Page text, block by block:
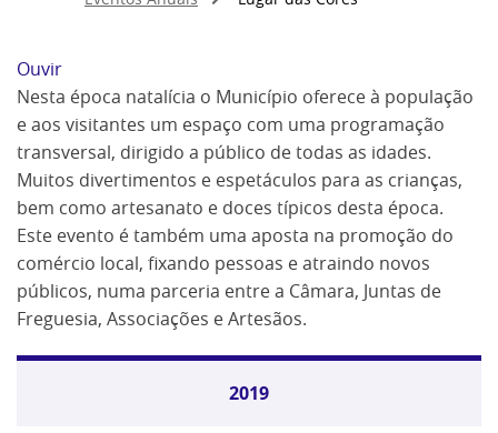
Ouvir
Nesta época natalícia o Município oferece à população
e aos visitantes um espaço com uma programação
transversal, dirigido a público de todas as idades.
Muitos divertimentos e espetáculos para as crianças,
bem como artesanato e doces típicos desta época.
Este evento é também uma aposta na promoção do
comércio local, fixando pessoas e atraindo novos
públicos, numa parceria entre a Câmara, Juntas de
Freguesia, Associações e Artesãos.
2019